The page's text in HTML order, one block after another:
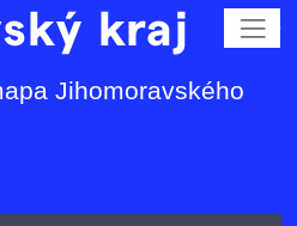
Jihomoravského